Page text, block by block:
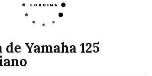
Yamaha 125